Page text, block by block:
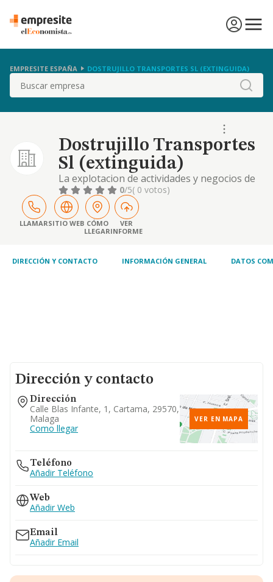
EMPRESITE ESPAÑA DOSTRUJILLO TRANSPORTES SL (EXTINGUIDA)
Buscar
Dostrujillo Transportes
Sl (extinguida)
La explotacion de actividades y negocios de
transportes terrestres, de mercancias,
pasajeros por carretera, urbanos, autotaxis,
sanitario en ambulancias
0/5( 0 votos)
LLAMARSITIO WEB CÓMO
LLEGAR
VER
INFORME
DIRECCIÓN Y CONTACTO INFORMACIÓN GENERAL DATOS
Dirección y contacto
Dirección
Calle Blas Infante, 1, Cartama, 29570,
Malaga
Como llegar
VER EN MAPA
Teléfono
Añadir Teléfono
Web
Añadir Web
Email
Añadir Email